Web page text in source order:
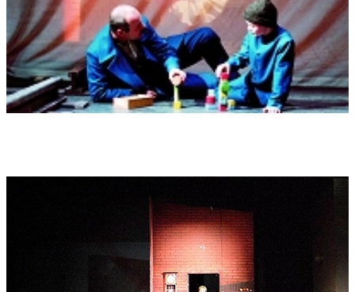
"Der Film im Kopf" (Online-Journal "Das Opernnetz", 6.3.2004):
"ist von Enjott Schneider in eine Musik umgesetzt worden, die
existentielle Emotionen wie einen "Film im Kopf" entstehen und
explodieren lassen... gefühlsbetonte Musik mit voluminösen
Streicherklängen, effektiver Schlagzeugverstärkung und
kalkuliertem Bläsereinsatz" Der kommentierend-anklagende
Chor vollbringt eine exzeptionelle Leistung"Für das mutige
Theater Görlitz ist die Uraufführung eine gewaltige - gelungene
-Kraftaustragung. Zur Premiere sind viele Neugierige und
"Traumatische Obsessionen" ("Opernwelt" April 2004): Das alles
Erzähloper ist nicht tot! (Gerhard Rohde)
"Ein Lied über das Leben am Gleis. Schneiders "Bahnwärter
Thiel" in Görlitz" (Mitteldeutsche Zeitung 3.3.2004): "hier ging
es ums Geschichten erzählen. Und ebendies ist in der Premiere
zweifellos gelungen" wirklich ein guter Ausweis für einen
Bewerber zur Kulturstadt 2010" (Christian Schmidt).